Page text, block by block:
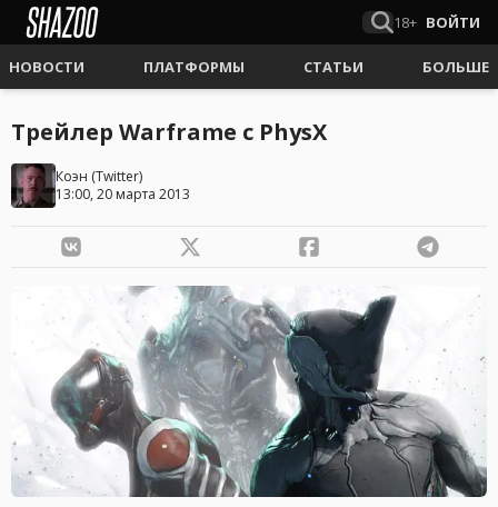
18+ ВОЙТИ
НОВОСТИ ПЛАТФОРМЫ СТАТЬИ БОЛЬШЕ
Трейлер Warframe с PhysX
Коэн (Twitter)
13:00, 20 марта 2013